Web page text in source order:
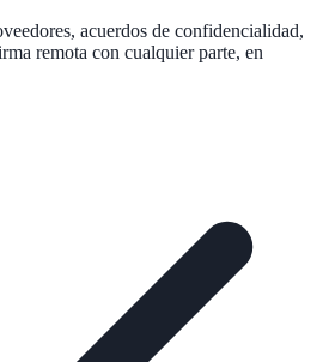
acuerdos de confidencialidad,
remota con cualquier parte, en